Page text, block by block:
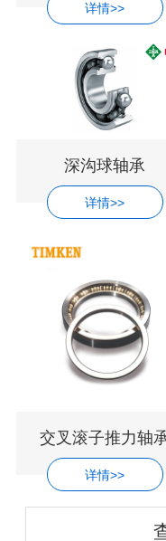
详情>>
深沟球轴承
详情>>
交叉滚子推力轴
详情>>